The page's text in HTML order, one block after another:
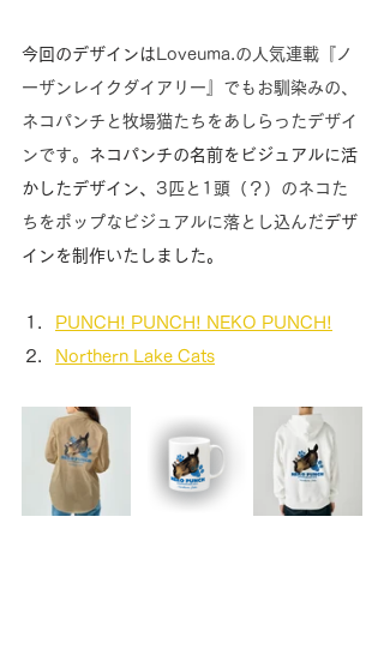
今回のデザインはLoveuma.の人気連載『ノ
ーザンレイクダイアリー』でもお馴染みの、
ネコパンチと牧場猫たちをあしらったデザイ
ンです。 ネコパンチの名前をビジュアルに活
かしたデザイン、 3匹と1頭（？）のネコた
ちをポップなビジュアルに落とし込んだデザ
インを制作いたしました。
PUNCH! PUNCH! NEKO PUNCH!
Northern Lake Cats